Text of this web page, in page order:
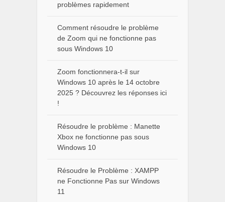
problèmes rapidement
Comment résoudre le problème
de Zoom qui ne fonctionne pas
sous Windows 10
Zoom fonctionnera-t-il sur
Windows 10 après le 14 octobre
2025 ? Découvrez les réponses ici
!
Résoudre le problème : Manette
Xbox ne fonctionne pas sous
Windows 10
Résoudre le Problème : XAMPP
ne Fonctionne Pas sur Windows
11